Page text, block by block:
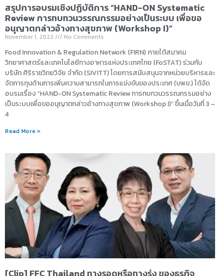
สรุปการอบรมเชิงปฏิบัติการ “HAND-ON Systematic
Review การทบทวนวรรณกรรมอย่างเป็นระบบ เพื่อขอ
อนุญาตกล่าวอ้างทางสุขภาพ (Workshop I)”
November 1, 2022 No Comments
Food Innovation & Regulation Network (FIRN) ภายใต้สมาคม
วิทยาศาสตร์และเทคโนโลยีทางอาหารแห่งประเทศไทย (FoSTAT) ร่วมกับ
บริษัท ศิริราชวิทยวิจัย จำกัด (SIVITT) โดยการสนับสนุนจากหน่วยบริหารและ
จัดการทุนด้านการเพิ่มความสามารถในการแข่งขันของประเทศ (บพข.) ได้จัด
อบรมเรื่อง “HAND-ON Systematic Review การทบทวนวรรณกรรมอย่าง
เป็นระบบเพื่อขออนุญาตกล่าวอ้างทางสุขภาพ (Workshop I)” ขึ้นเมื่อวันที่ 3 –
4
Read More »
[Clip] FFC Thailand ทางรอดหรือทางรุ่ง ของธุรกิจ